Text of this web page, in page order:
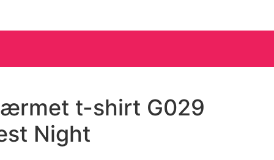
t-shirt G029
Night